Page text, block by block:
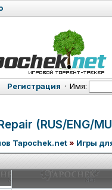
Регистрация · Имя:
(RUS/ENG/
Tapochek.net» Игры